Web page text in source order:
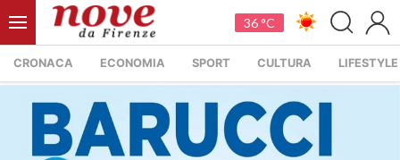
36 °C
CRONACA ECONOMIA SPORT CULTURA LIFESTYLE